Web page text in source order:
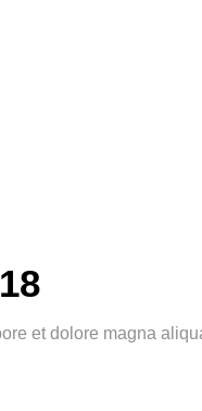
et dolore magna